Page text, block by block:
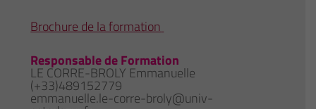
Brochure de la formation
Responsable de Formation
LE CORRE-BROLY Emmanuelle
(+33)489152779
emmanuelle.le-corre-broly@univ-